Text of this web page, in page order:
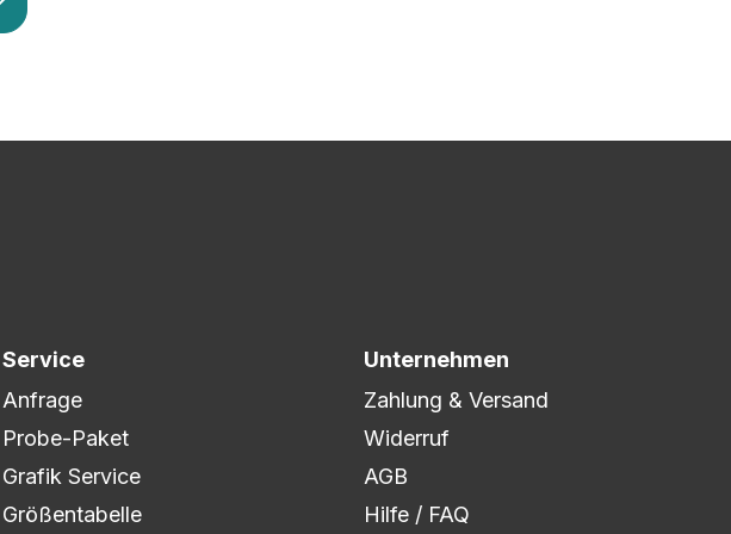
wir in der Lage, flexibel auf eure Wünsche
Danach wird es zum Druck freigegeben und die
Service
Anfrage
Probe-Paket
Grafik Service
Größentabelle
Unternehmen
Zahlung & Versand
Widerruf
AGB
Hilfe / FAQ